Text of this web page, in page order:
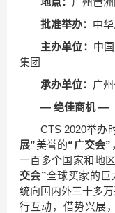
批准举办： 中
主办单位： 中
集团
承办单位： 广
— 绝佳商机—
CTS 2020举办
展”美誉的“广交会”
一百多个国家和地
交会”全球买家的巨
统向国内外三十多
行互动，借势兴展